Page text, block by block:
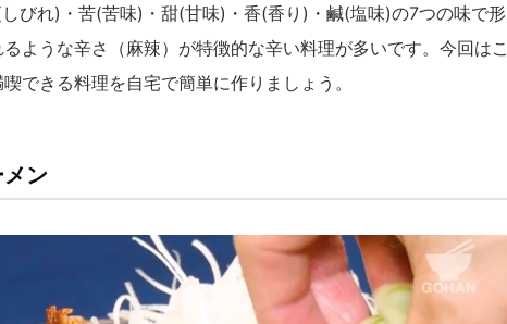
びれ)・苦(苦味)・甜(甘味)・香(香り)・鹹(塩味)の7つの味で形
ような辛さ（麻辣）が特徴的な辛い料理が多いです。今回はこ
できる料理を自宅で簡単に作りましょう。
ン